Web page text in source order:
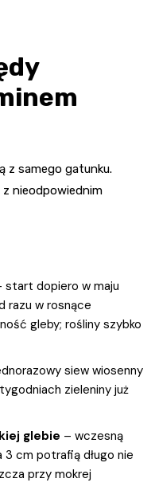
z samego gatunku.
nieodpowiednim
start dopiero w maju
razu w rosnące
gleby; rośliny szybko
siew wiosenny
zieleniny już
glebie – wczesną
3 cm potrafią długo nie
przy mokrej